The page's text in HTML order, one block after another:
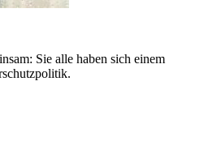
Sie alle haben sich einem